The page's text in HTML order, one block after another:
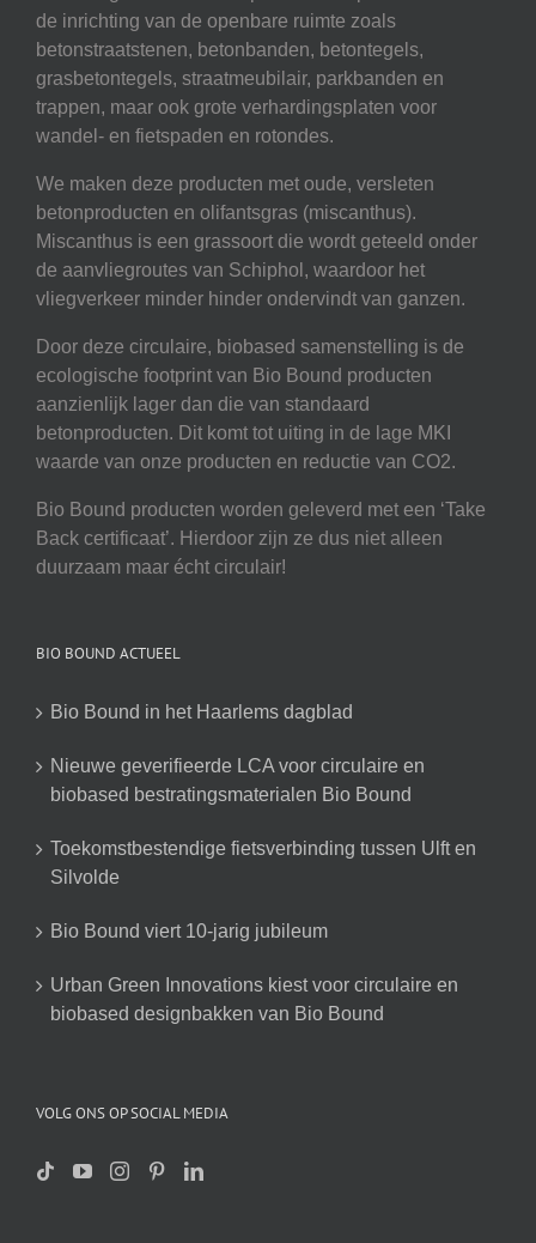
de inrichting van de openbare ruimte zoals
betonstraatstenen, betonbanden, betontegels,
grasbetontegels, straatmeubilair, parkbanden en
trappen, maar ook grote verhardingsplaten voor
wandel- en fietspaden en rotondes.
We maken deze producten met oude, versleten
betonproducten en olifantsgras (miscanthus).
Miscanthus is een grassoort die wordt geteeld onder
de aanvliegroutes van Schiphol, waardoor het
vliegverkeer minder hinder ondervindt van ganzen.
Door deze circulaire, biobased samenstelling is de
ecologische footprint van Bio Bound producten
aanzienlijk lager dan die van standaard
betonproducten. Dit komt tot uiting in de lage MKI
waarde van onze producten en reductie van CO2.
Bio Bound producten worden geleverd met een ‘Take
Back certificaat’. Hierdoor zijn ze dus niet alleen
duurzaam maar écht circulair!
BIO BOUND ACTUEEL
Bio Bound in het Haarlems dagblad
Nieuwe geverifieerde LCA voor circulaire en
biobased bestratingsmaterialen Bio Bound
Toekomstbestendige fietsverbinding tussen Ulft en
Silvolde
Bio Bound viert 10-jarig jubileum
Urban Green Innovations kiest voor circulaire en
biobased designbakken van Bio Bound
VOLG ONS OP SOCIAL MEDIA